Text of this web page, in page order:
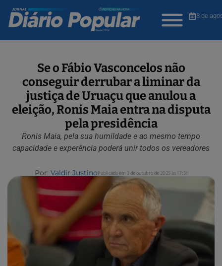
8 de
Se o Fábio Vasconcelos não
conseguir derrubar a liminar da
justiça de Uruaçu que anulou a
eleição, Ronis Maia entra na disputa
pela presidência
Ronis Maia, pela sua humildade e ao mesmo tempo
capacidade e experência poderá unir todos os vereadores
Por: Valdir JustinoPublicada em 3 de outubro de 2025 às 17:51